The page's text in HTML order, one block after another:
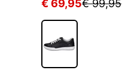
€ 69,95€ 99,95